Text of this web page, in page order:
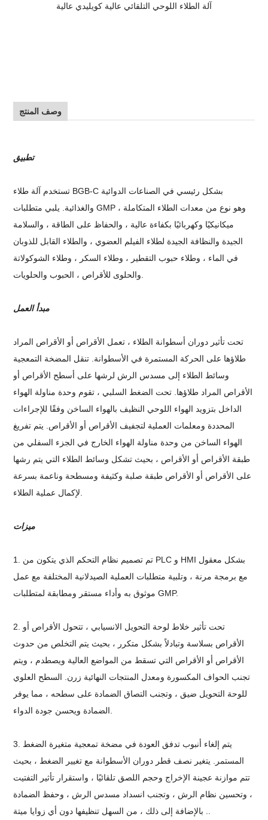
آلة الطلاء اللوحي التلقائي عالية كويليدي عالية
وصف المنتج
تطبيق
تستخدم آلة طلاء BGB-C بشكل رئيسي في الصناعات الدوائية
والغذائية. يلبي متطلبات GMP ، وهو نوع من معدات الطلاء المتكاملة
ميكانيكيًا وكهربائيًا بكفاءة عالية ، والحفاظ على الطاقة ، والسلامة
الجيدة والنظافة الجيدة لطلاء الفيلم العضوي ، والطلاء القابل للذوبان
في الماء ، وطلاء حبوب التقطير ، وطلاء السكر ، وطلاء الشوكولاتة
مبدأ العمل
تحت تأثير دوران أسطوانة الطلاء ، تعمل الأقراص أو الأقراص المراد
طلاؤها على الحركة المستمرة في الأسطوانة. تنقل المضخة التمعجية
وسائط الطلاء إلى مسدس الرش لرشها على أسطح الأقراص أو
الأقراص المراد طلاؤها. تحت الضغط السلبي ، تقوم وحدة مناولة الهواء
الداخل بتزويد الهواء اللوحي النظيف بالهواء الساخن وفقًا للإجراءات
المحددة ومعلمات العملية لتجفيف الأقراص أو الأقراص. يتم تفريغ
الهواء الساخن من وحدة مناولة الهواء الخارج في الجزء السفلي من
طبقة الأقراص أو الأقراص ، بحيث تشكل وسائط الطلاء التي يتم رشها
على الأقراص أو الأقراص طبقة صلبة وكثيفة ومسطحة وناعمة بسرعة
ميزات
1. تم تصميم نظام التحكم الذي يتكون من PLC و HMI بشكل معقول
مع برمجة مرنة ، وتلبية متطلبات العملية الصيدلانية المختلفة مع عمل
موثوق به وأداء مستقر ومطابقة لمتطلبات GMP.
2. تحت تأثير خلاط لوحة التحويل الانسيابي ، تتحول الأقراص أو
الأقراص بسلاسة وتبادلاً بشكل متكرر ، بحيث يتم التخلص من حدوث
الأقراص أو الأقراص التي تسقط من المواضع العالية ويصطدم ، ويتم
تجنب الحواف المكسورة ومعدل المنتجات النهائية زرن. السطح العلوي
للوحة التحويل ضيق ، وتجنب التصاق الضمادة على سطحه ، مما يوفر
3. يتم إلغاء أنبوب تدفق العودة في مضخة تمعجية متغيرة الضغط
المستمر. يتغير نصف قطر دوران الأسطوانة مع تغيير الضغط ، بحيث
تتم موازنة عجينة الإخراج وحجم اللصق تلقائيًا ، واستقرار تأثير التفتيت
، وتحسين نظام الرش ، وتجنب انسداد مسدس الرش ، وحفظ الضمادة